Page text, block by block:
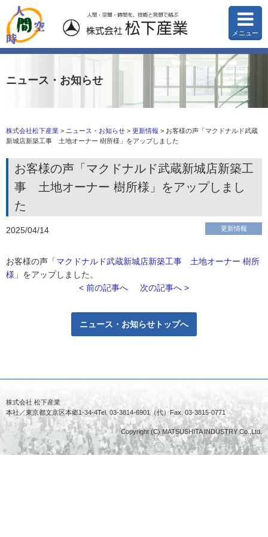
メニュー
ニュース・お知らせ
株式会社松下産業 > ニュース・お知らせ > 更新情報 > お客様の声「マクドナルド武蔵
新城店新築工事 土地オーナー 樹所様」をアップしました
お客様の声「マクドナルド武蔵新城店新築工
事 土地オーナー 樹所様」をアップしまし
た
更新情報
2025/04/14
お客様の声 「マクドナルド武蔵新城店新築工事 土地オーナー 樹所
様」 をアップしました。
< 前の記事へ
次の記事へ >
ニュース・お知らせトップへ
株式会社 松下産業
本社／東京都文京区本郷1-34-4Tel. 03-3814-6901（代）Fax. 03-3815-0771
Copyright (C) MATSUSHITA INDUSTRY Co.,Ltd.